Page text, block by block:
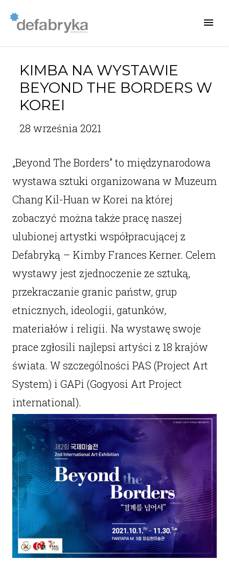
KIMBA NA WYSTAWIE
BEYOND THE BORDERS W
KOREI
28 września 2021
„Beyond The Borders” to międzynarodowa
wystawa sztuki organizowana w Muzeum
Chang Kil-Huan w Korei na której
zobaczyć można także pracę naszej
ulubionej artystki współpracującej z
Defabryką – Kimby Frances Kerner. Celem
wystawy jest zjednoczenie ze sztuką,
przekraczanie granic państw, grup
etnicznych, ideologii, gatunków,
materiałów i religii. Na wystawę swoje
prace zgłosili najlepsi artyści z 18 krajów
świata. W szczególności PAS (Project Art
System) i GAPi (Gogyosi Art Project
international).